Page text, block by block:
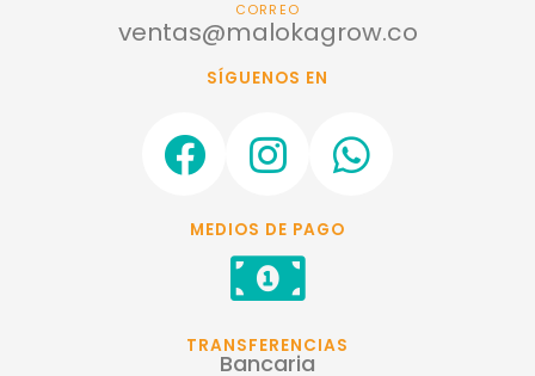
CORREO
ventas@malokagrow.co
SÍGUENOS EN
F
a
c
o
I
n
s
t
a
g
W
h
MEDIOS DE PAGO
TRANSFERENCIAS
Bancaria